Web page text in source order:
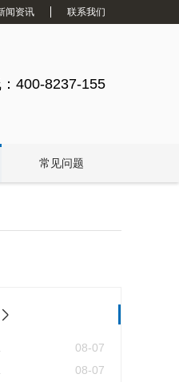
闻资讯 联系我们
400-8237-155
常见问题
08-07
08-07